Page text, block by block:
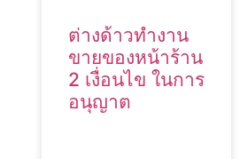
ต่างด้าวทำงาน
ขายของหน้าร้าน
2 เงื่อนไข ในการ
อนุญาต